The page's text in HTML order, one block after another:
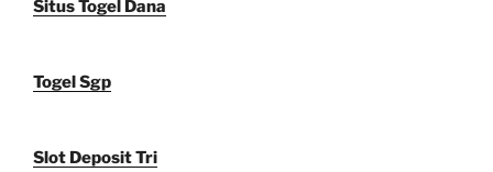
Situs Togel Dana
Togel Sgp
Slot Deposit Tri